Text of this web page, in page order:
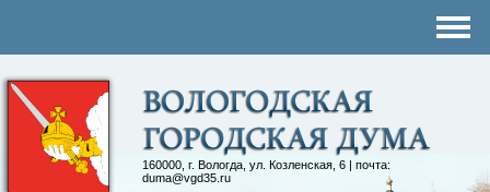
160000, г. Вологда, ул. Козленская, 6 | почта:
duma@vgd35.ru
Контакты
Депутатские объединения